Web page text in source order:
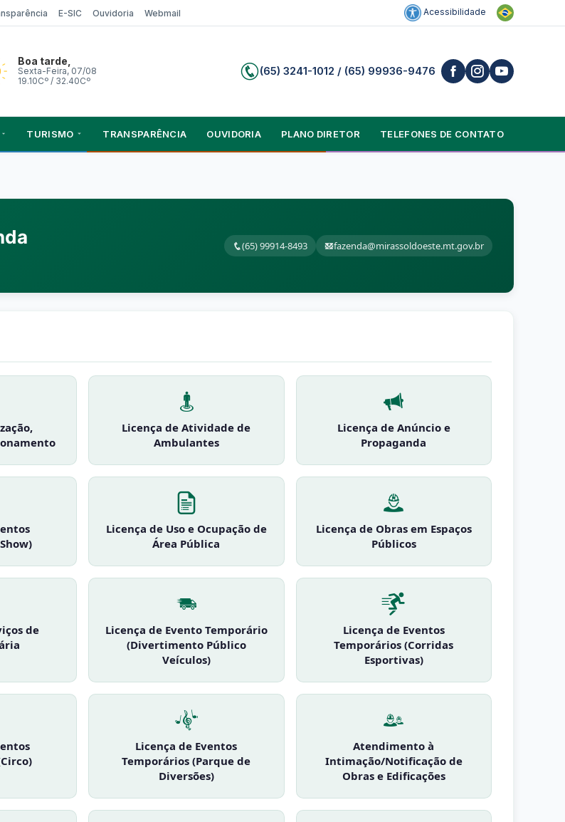
E-SIC Ouvidoria Webmail Acessibilidade
Boa tarde,
Sexta-Feira, 07/08
19.10Cº / 32.40Cº
(65) 3241-1012 / (65) 99936-9476
TURISMO TRANSPARÊNCIA OUVIDORIA PLANO DIRETOR TELEFONES DE CONTATO
(65) 99914-8493 fazenda@mirassoldoeste.mt.gov.br
Licença de Atividade de
Ambulantes
Licença de Anúncio e
Propaganda
Licença de Uso e Ocupação de
Área Pública
Licença de Obras em Espaços
Públicos
de
Licença de Evento Temporário
(Divertimento Público
Veículos)
Licença de Eventos
Temporários (Corridas
Esportivas)
Licença de Eventos
Temporários (Parque de
Diversões)
Atendimento à
Intimação/Notificação de
Obras e Edificações